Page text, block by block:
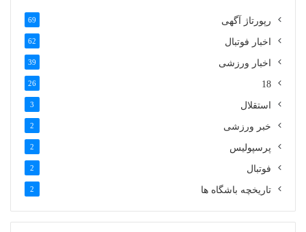
رپورتاژ آگهی 69
اخبار فوتبال 62
اخبار ورزشی 39
18
26
استقلال 3
خبر ورزشی 2
پرسپولیس 2
فوتبال 2
تاریخچه باشگاه ها 2